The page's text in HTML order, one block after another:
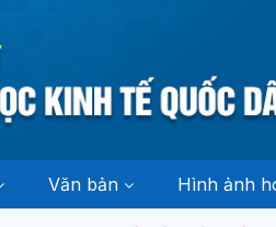
Văn bản Hình ảnh